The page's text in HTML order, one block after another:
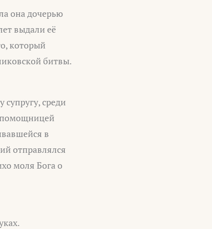
она дочерью
выдали её
который
битвы.
среди
в
отправлялся
моля Бога о